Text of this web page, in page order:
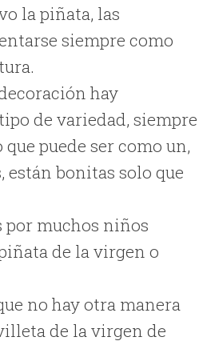
la piñata, las
siempre como
hay
de variedad, siempre
puede ser como un,
bonitas solo que
por muchos niños
de la virgen o
no hay otra manera
de la virgen de